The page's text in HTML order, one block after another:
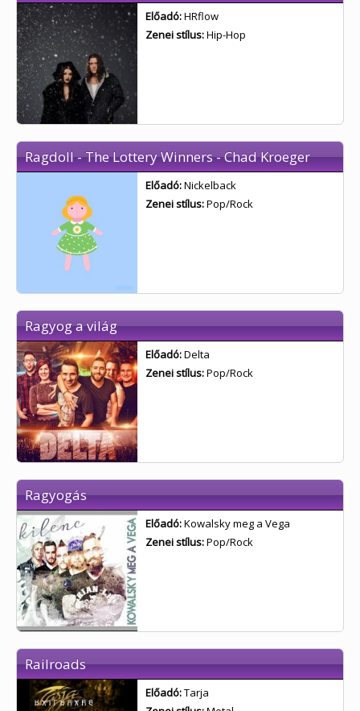
Előadó:HRflow
Zenei stílus:Hip-Hop
Ragdoll - The Lottery Winners - Chad Kroeger
Előadó:Nickelback
Zenei stílus:Pop/Rock
Ragyog a világ
Előadó:Delta
Zenei stílus:Pop/Rock
Ragyogás
Előadó:Kowalsky meg a Vega
Zenei stílus:Pop/Rock
Railroads
Előadó:Tarja